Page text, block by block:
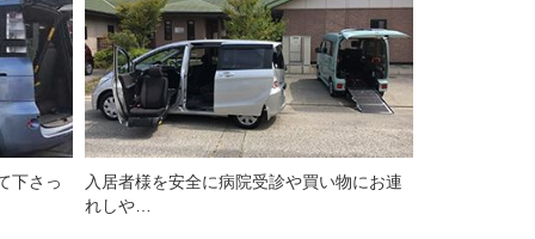
下さっ
入居者様を安全に病院受診や買い物にお連
れしや…